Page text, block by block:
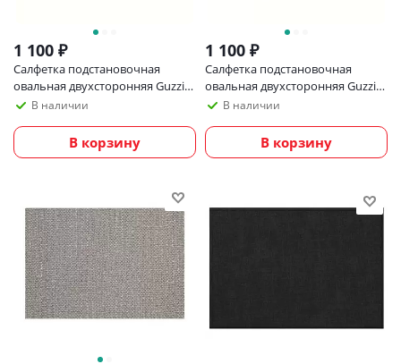
1 100 ₽
Салфетка подстановочная
овальная двухсторонняя Guzzini
Fabric, темно-серая
В наличии
В корзину
1 100 ₽
Салфетка подстановочная
овальная двухсторонняя Guzzini
Fabric, серая
В наличии
В корзину